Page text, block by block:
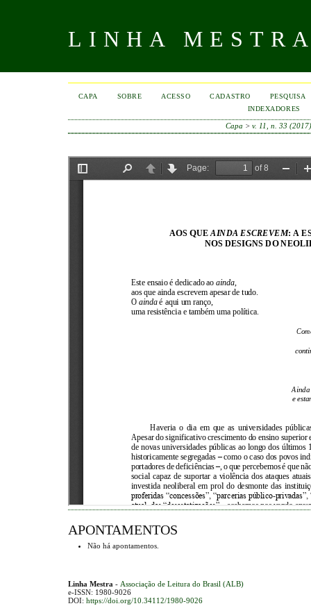
LINHA
CAPA SOBRE ACESSO CADASTRO
PESQUISA
INDEXADORES
Capa >v. 11, n. 33
APONTAMENTOS
Não há apontamentos.
Linha Mestra - Associação de Leitura do Brasil (ALB)
e-ISSN: 1980-9026
DOI: https://doi.org/10.34112/1980-9026